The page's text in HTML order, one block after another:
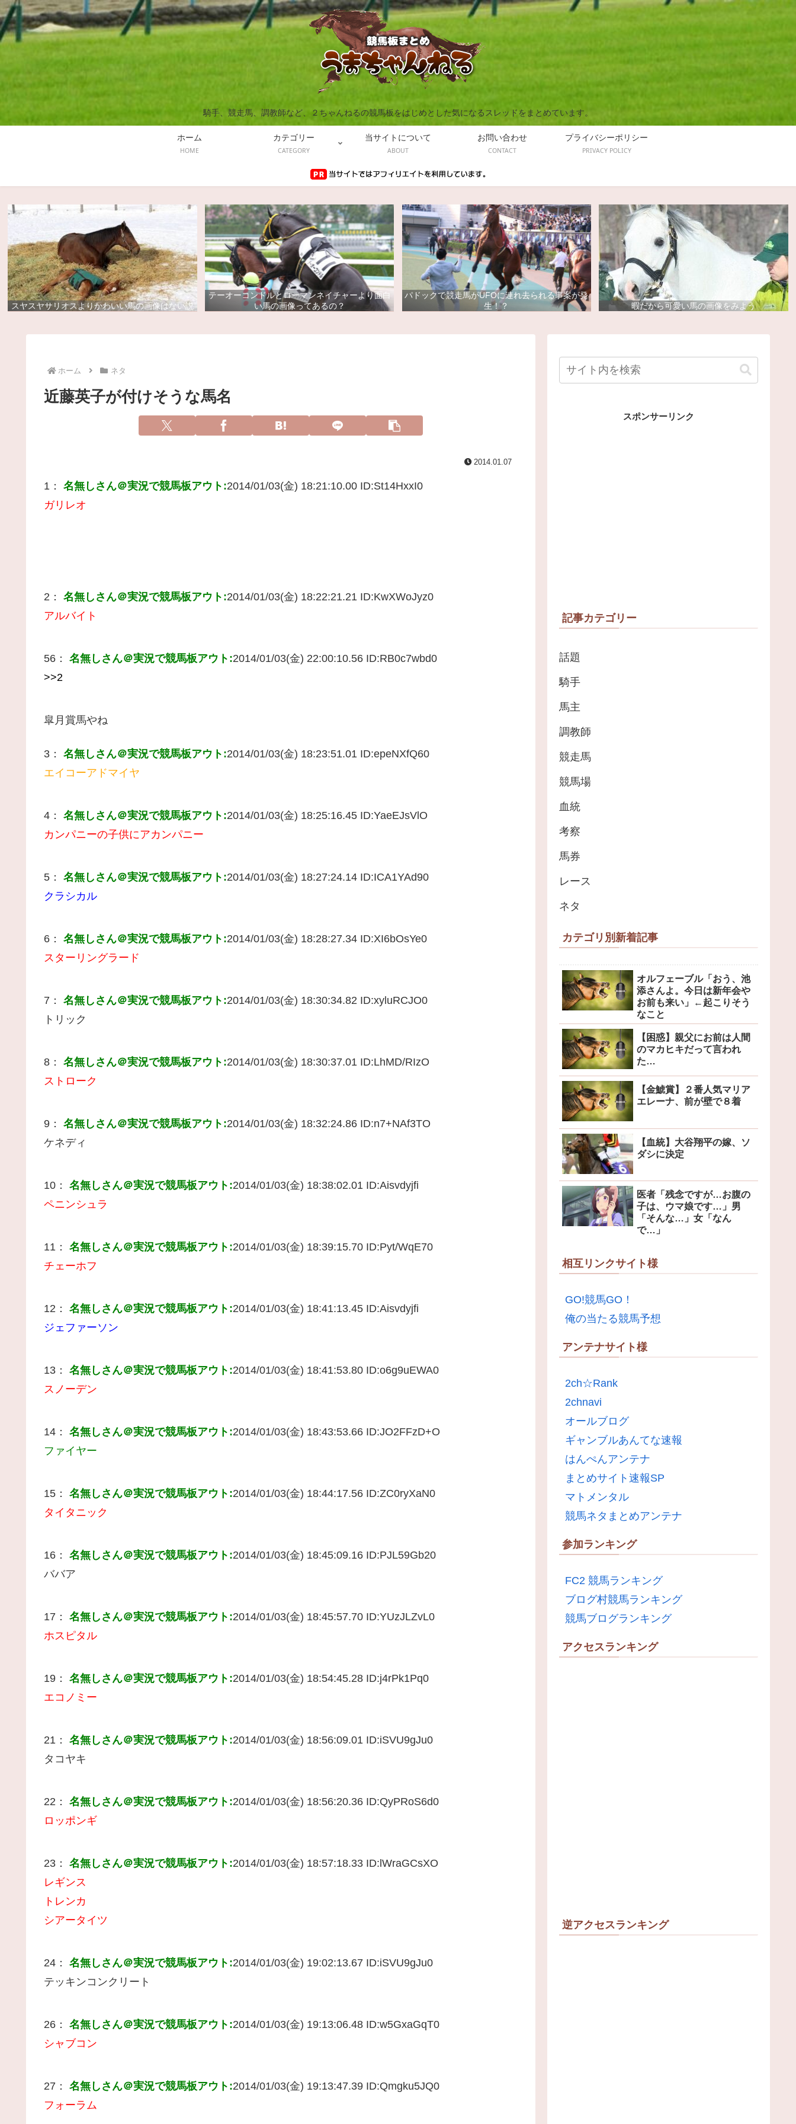
騎手、競走馬、調教師など、２ちゃんねるの競馬板をはじめとした気になるスレッドをまとめています。
ホーム
HOME
カテゴリー
CATEGORY
当サイトについて
ABOUT
お問い合わせ
CONTACT
プライバシーポリシー
PRIVACY POLICY
スヤスヤサリオスよりかわいい馬の画像はない説
テーオーコンドルとローマンネイチャーより面白
い馬の画像ってあるの？
パドックで競走馬がUFOに連れ去られる事案が発
生！？
暇だから可愛い馬の画像をみよう
ホーム ネタ
近藤英子が付けそうな馬名
2014.01.07
1： 名無しさん＠実況で競馬板アウト:2014/01/03(金) 18:21:10.00 ID:St14HxxI0
ガリレオ
2： 名無しさん＠実況で競馬板アウト:2014/01/03(金) 18:22:21.21 ID:KwXWoJyz0
アルバイト
56： 名無しさん＠実況で競馬板アウト:2014/01/03(金) 22:00:10.56 ID:RB0c7wbd0
>>2
皐月賞馬やね
3： 名無しさん＠実況で競馬板アウト:2014/01/03(金) 18:23:51.01 ID:epeNXfQ60
エイコーアドマイヤ
4： 名無しさん＠実況で競馬板アウト:2014/01/03(金) 18:25:16.45 ID:YaeEJsVlO
カンパニーの子供にアカンパニー
5： 名無しさん＠実況で競馬板アウト:2014/01/03(金) 18:27:24.14 ID:ICA1YAd90
クラシカル
6： 名無しさん＠実況で競馬板アウト:2014/01/03(金) 18:28:27.34 ID:XI6bOsYe0
スターリングラード
7： 名無しさん＠実況で競馬板アウト:2014/01/03(金) 18:30:34.82 ID:xyluRCJO0
トリック
8： 名無しさん＠実況で競馬板アウト:2014/01/03(金) 18:30:37.01 ID:LhMD/RIzO
ストローク
9： 名無しさん＠実況で競馬板アウト:2014/01/03(金) 18:32:24.86 ID:n7+NAf3TO
ケネディ
10： 名無しさん＠実況で競馬板アウト:2014/01/03(金) 18:38:02.01 ID:Aisvdyjfi
ペニンシュラ
11： 名無しさん＠実況で競馬板アウト:2014/01/03(金) 18:39:15.70 ID:Pyt/WqE70
チェーホフ
12： 名無しさん＠実況で競馬板アウト:2014/01/03(金) 18:41:13.45 ID:Aisvdyjfi
ジェファーソン
13： 名無しさん＠実況で競馬板アウト:2014/01/03(金) 18:41:53.80 ID:o6g9uEWA0
スノーデン
14： 名無しさん＠実況で競馬板アウト:2014/01/03(金) 18:43:53.66 ID:JO2FFzD+O
ファイヤー
15： 名無しさん＠実況で競馬板アウト:2014/01/03(金) 18:44:17.56 ID:ZC0ryXaN0
タイタニック
16： 名無しさん＠実況で競馬板アウト:2014/01/03(金) 18:45:09.16 ID:PJL59Gb20
ババア
17： 名無しさん＠実況で競馬板アウト:2014/01/03(金) 18:45:57.70 ID:YUzJLZvL0
ホスピタル
19： 名無しさん＠実況で競馬板アウト:2014/01/03(金) 18:54:45.28 ID:j4rPk1Pq0
エコノミー
21： 名無しさん＠実況で競馬板アウト:2014/01/03(金) 18:56:09.01 ID:iSVU9gJu0
タコヤキ
22： 名無しさん＠実況で競馬板アウト:2014/01/03(金) 18:56:20.36 ID:QyPRoS6d0
ロッポンギ
23： 名無しさん＠実況で競馬板アウト:2014/01/03(金) 18:57:18.33 ID:lWraGCsXO
レギンス
トレンカ
シアータイツ
24： 名無しさん＠実況で競馬板アウト:2014/01/03(金) 19:02:13.67 ID:iSVU9gJu0
テッキンコンクリート
26： 名無しさん＠実況で競馬板アウト:2014/01/03(金) 19:13:06.48 ID:w5GxaGqT0
シャブコン
27： 名無しさん＠実況で競馬板アウト:2014/01/03(金) 19:13:47.39 ID:Qmgku5JQ0
フォーラム
スポンサーリンク
記事カテゴリー
話題
騎手
馬主
調教師
競走馬
競馬場
血統
考察
馬券
レース
ネタ
カテゴリ別新着記事
オルフェーブル「おう、池
添さんよ。今日は新年会や
お前も来い」←起こりそう
なこと
【困惑】親父にお前は人間
のマカヒキだって言われ
た…
【金鯱賞】２番人気マリア
エレーナ、前が壁で８着
【血統】大谷翔平の嫁、ソ
ダシに決定
医者「残念ですが…お腹の
子は、ウマ娘です…」男
「そんな…」女「なん
で…」
相互リンクサイト様
GO!競馬GO！
俺の当たる競馬予想
アンテナサイト様
2ch☆Rank
2chnavi
オールブログ
ギャンブルあんてな速報
はんぺんアンテナ
まとめサイト速報SP
マトメンタル
競馬ネタまとめアンテナ
参加ランキング
FC2 競馬ランキング
ブログ村競馬ランキング
競馬ブログランキング
アクセスランキング
逆アクセスランキング